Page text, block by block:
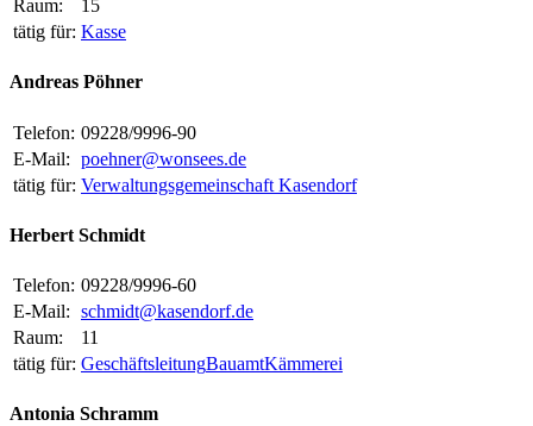
Raum:
15
tätig für: Kasse
Andreas Pöhner
Telefon: 09228/9996-90
E-Mail: poehner@wonsees.de
tätig für: Verwaltungsgemeinschaft Kasendorf
Herbert Schmidt
Telefon: 09228/9996-60
E-Mail: schmidt@kasendorf.de
Raum:
11
tätig für: GeschäftsleitungBauamtKämmerei
Antonia Schramm